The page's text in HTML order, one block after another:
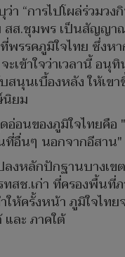
า “การไปโผล่ร่วมว
สส.ชุมพร เป็นสัญญา
พรรคภูมิใจไทย ซึ่งห
เข้าใจว่าเวลานี้ อนุ
นุนเบื้องหลัง ให้เข
นิยม
อนของภูมิใจไทยคือ
อื่นๆ นอกจากอีสาน"
ลงหลักปักฐานบางเข
สช.เก่า ที่ครองพื้นที่ภ
ให้ครั้งหน้า ภูมิใจไทย
และ ภาคใต้